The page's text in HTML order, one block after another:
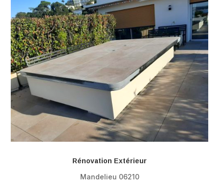
Rénovation Extérieur
Mandelieu 06210